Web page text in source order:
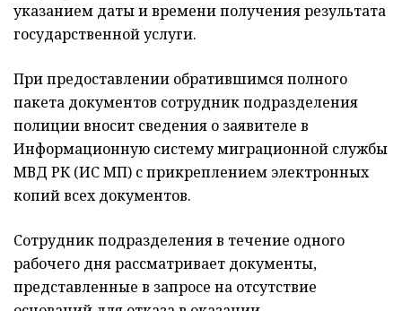
указанием даты и времени получения результата
государственной услуги.
При предоставлении обратившимся полного
пакета документов сотрудник подразделения
полиции вносит сведения о заявителе в
Информационную систему миграционной службы
МВД РК (ИС МП) с прикреплением электронных
копий всех документов.
Сотрудник подразделения в течение одного
рабочего дня рассматривает документы,
представленные в запросе на отсутствие